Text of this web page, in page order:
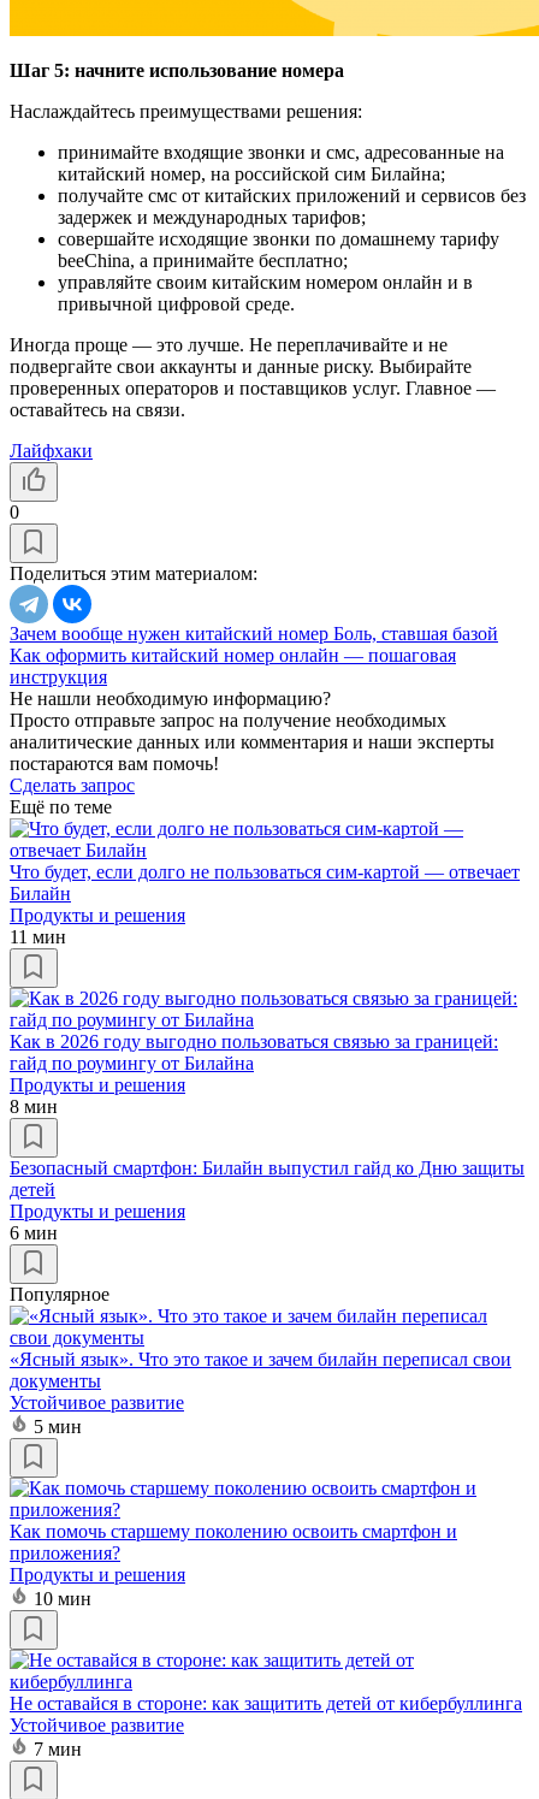
Шаг 5: начните использование номера
Наслаждайтесь преимуществами решения:
принимайте входящие звонки и смс, адресованные на
китайский номер, на российской сим Билайна;
получайте смс от китайских приложений и сервисов без
задержек и международных тарифов;
совершайте исходящие звонки по домашнему тарифу
beeChina, а принимайте бесплатно;
управляйте своим китайским номером онлайн и в
привычной цифровой среде.
Иногда проще — это лучше. Не переплачивайте и не
подвергайте свои аккаунты и данные риску. Выбирайте
проверенных операторов и поставщиков услуг. Главное —
оставайтесь на связи.
Лайфхаки
0
Поделиться этим материалом:
Зачем вообще нужен китайский номер Боль, ставшая базой
Как оформить китайский номер онлайн — пошаговая
инструкция
Не нашли необходимую информацию?
Просто отправьте запрос на получение необходимых
аналитические данных или комментария и наши эксперты
постараются вам помочь!
Сделать запрос
Ещё по теме
Что будет, если долго не пользоваться сим-картой — отвечает
Билайн
Продукты и решения
11 мин
Как в 2026 году выгодно пользоваться связью за границей:
гайд по роумингу от Билайна
Продукты и решения
8 мин
Безопасный смартфон: Билайн выпустил гайд ко Дню защиты
детей
Продукты и решения
6 мин
Популярное
«Ясный язык». Что это такое и зачем билайн переписал свои
документы
Устойчивое развитие
5 мин
Как помочь старшему поколению освоить смартфон и
приложения?
Продукты и решения
10 мин
Не оставайся в стороне: как защитить детей от кибербуллинга
Устойчивое развитие
7 мин